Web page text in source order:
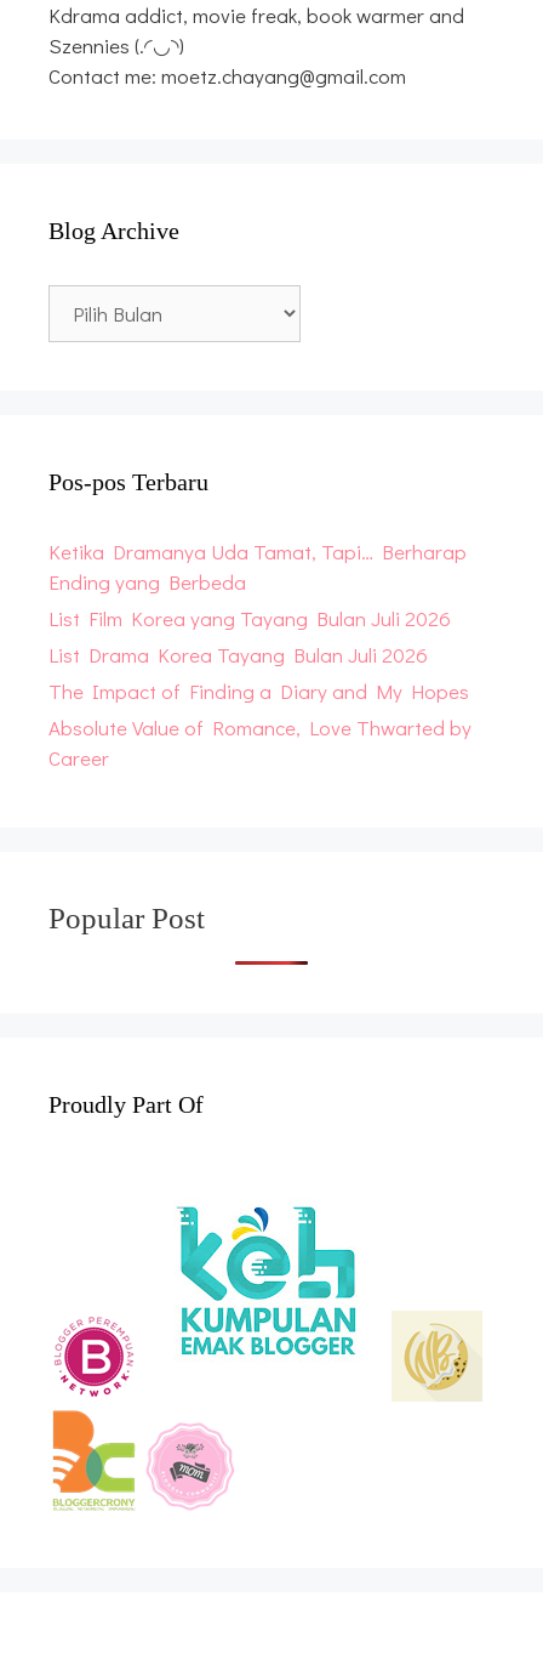
Kdrama addict, movie freak, book warmer and
Szennies (.◜◡◝)
Contact me: moetz.chayang@gmail.com
Blog Archive
Archive
Pos-pos Terbaru
Ketika Dramanya Uda Tamat, Tapi… Berharap
Ending yang Berbeda
List Film Korea yang Tayang Bulan Juli 2026
List Drama Korea Tayang Bulan Juli 2026
The Impact of Finding a Diary and My Hopes
Absolute Value of Romance, Love Thwarted by
Career
Popular Post
Proudly Part Of